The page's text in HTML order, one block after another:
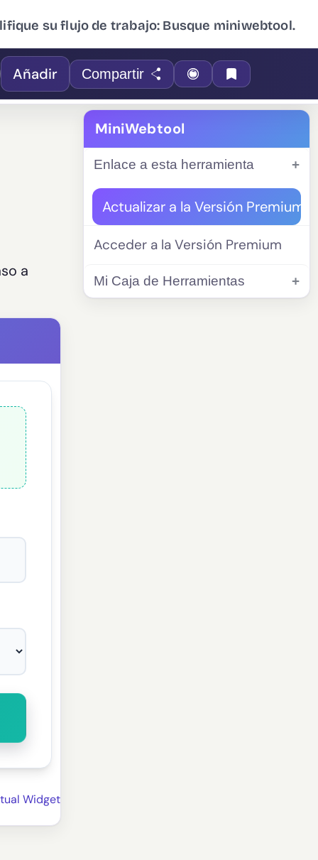
su flujo de trabajo: Busque miniwebtool.
Añadir Compartir
a
Widget
MiniWebtool
Enlace a esta herramienta
Actualizar a la Versión Premium
Acceder a la Versión Premium
Mi Caja de Herramientas